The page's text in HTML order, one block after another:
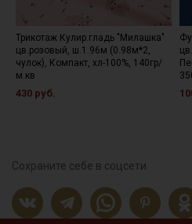
Трикотаж Кулир.гладь "Милашка"
цв.розовый, ш.1.96м (0.98м*2,
чулок), Компакт, хл-100%, 140гр/
м.кв
430 руб.
Сохраните себе в соцсети